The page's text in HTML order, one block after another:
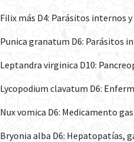
Filix más D4: Parásitos internos
Punica granatum D6: Parásitos
Leptandra virginica D10:
Lycopodium clavatum D6:
Nux vomica D6: Medicamento
Bryonia alba D6: Hepatopatías,